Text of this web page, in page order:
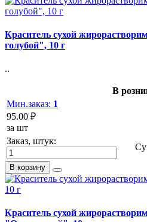
Краситель сухой
голубой", 10 г
..
В
Мин.заказ: 1
95.00 ₽
за шт
Заказ, штук:
В корзину
Краситель сухой